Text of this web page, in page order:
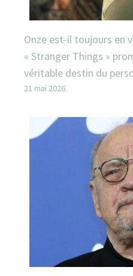
Onze est-il toujours en
« Stranger Things »
véritable destin du
21 mai 2026